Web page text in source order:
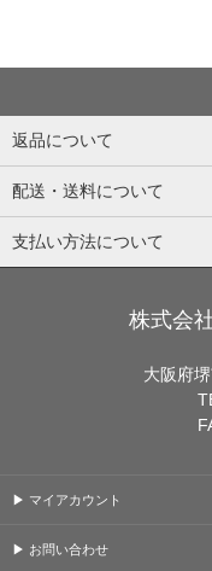
返品について
配送・送料について
支払い方法について
株式会
大阪府
▶ マイアカウント
▶ お問い合わせ